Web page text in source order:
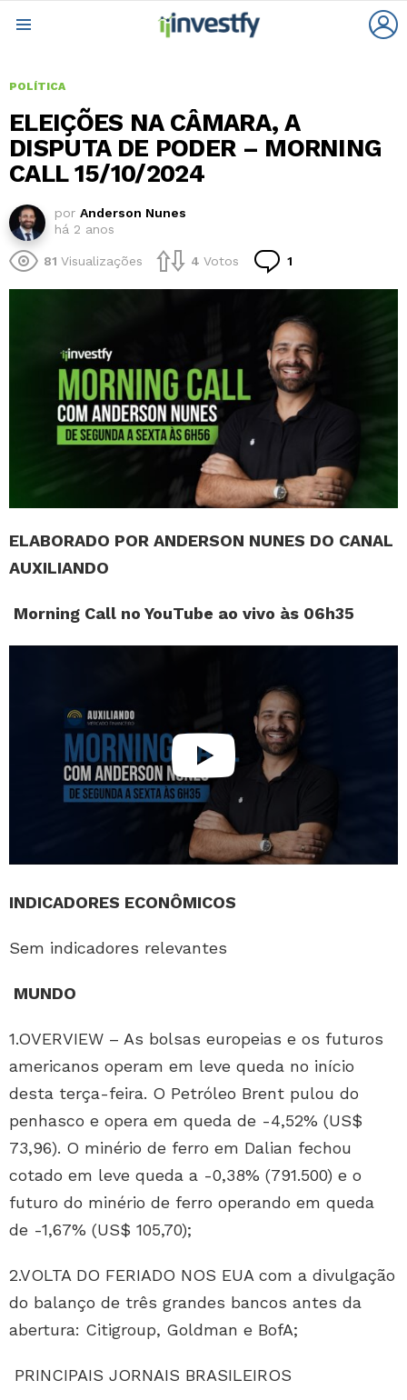
POLÍTICA
ELEIÇÕES NA CÂMARA, A
DISPUTA DE PODER – MORNING
CALL 15/10/2024
por Anderson Nunes
há 2 anos
81 Visualizações 4 Votos 1
ELABORADO POR ANDERSON NUNES DO CANAL
AUXILIANDO
Morning Call no YouTube ao vivo às 06h35
INDICADORES ECONÔMICOS
Sem indicadores relevantes
MUNDO
1.OVERVIEW – As bolsas europeias e os futuros
americanos operam em leve queda no início
desta terça-feira. O Petróleo Brent pulou do
penhasco e opera em queda de -4,52% (US$
73,96). O minério de ferro em Dalian fechou
cotado em leve queda a -0,38% (791.500) e o
futuro do minério de ferro operando em queda
de -1,67% (US$ 105,70);
2.VOLTA DO FERIADO NOS EUA com a divulgação
do balanço de três grandes bancos antes da
abertura: Citigroup, Goldman e BofA;
PRINCIPAIS JORNAIS BRASILEIROS